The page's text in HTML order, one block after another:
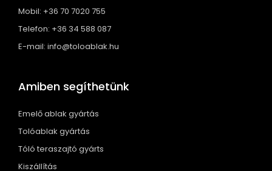
Mobil: +36 70 7020 755
Telefon: +36 34 588 087
E-mail: info@toloablak.hu
Amiben segíthetünk
Emelő ablak gyártás
Tolóablak gyártás
Tóló teraszajtó gyárts
Kiszállítás